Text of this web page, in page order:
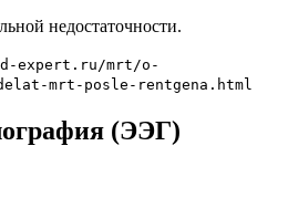
недостаточности.
expert.ru/mrt/o-
mrt-posle-rentgena.html
(ЭЭГ)